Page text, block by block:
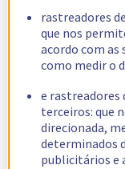
rastreadores
que nos
acordo com as
como medir o
e rastreadores
terceiros: que
direcionada,
determinados
publicitários e